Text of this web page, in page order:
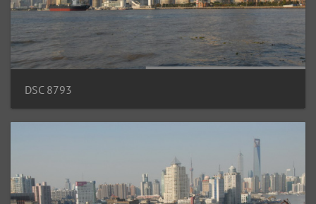
DSC 8793